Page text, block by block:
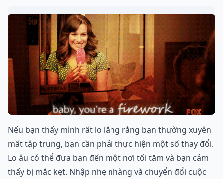
Nếu bạn thấy mình rất lo lắng rằng bạn thường xuyên
mất tập trung, bạn cần phải thực hiện một số thay đổi.
Lo âu có thể đưa bạn đến một nơi tối tăm và bạn cảm
thấy bị mắc kẹt. Nhập nhẹ nhàng và chuyển đổi cuộc